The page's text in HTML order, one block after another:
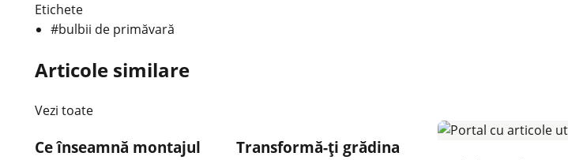
Etichete
#bulbii de primăvară
Articole similare
Vezi toate
Ce înseamnă montajul
Transformă-ți grădina